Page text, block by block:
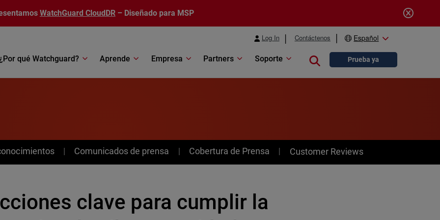
WatchGuard CloudDR – Diseñado para MSP
Log In Contáctenos Español
qué Watchguard? Aprende Empresa Partners Soporte Close searchPrueba ya
Comunicados de prensa Cobertura de Prensa Customer Reviews
clave para cumplir la